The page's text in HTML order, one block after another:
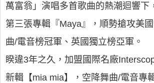
萬富翁」演唱多首歌曲的熱潮迴響下
第三張專輯『Maya』，順勢搶攻美
曲/電音榜冠軍、英國獨立榜亞軍。
睽違3年之久，加盟國際名廠
新輯【mia mia】，空降舞曲/電音專